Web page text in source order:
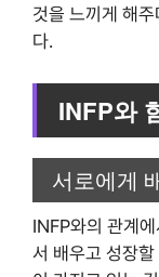
것을 느끼게 해
다.
INFP와
서로에게
INFP와의 관계
서 배우고 성장